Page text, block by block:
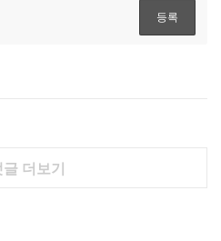
글 더보기